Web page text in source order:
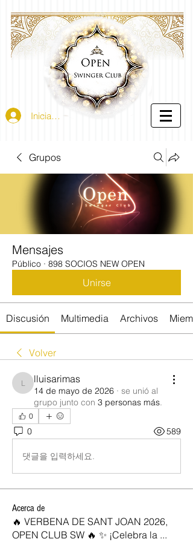
Iniciar sesión
Grupos
Mensajes
Público · 898 SOCIOS NEW OPEN
Unirse
Discusión Multimedia Archivos
Volver
lluisarimas
lluisarimas
14 de mayo de 2026 · se unió al
grupo junto con 3 personas más.
0
0 589
댓글을 입력하세요.
Acerca de
🔥 VERBENA DE SANT JOAN 2026,
OPEN CLUB SW 🔥 ✨ ¡Celebra la ...